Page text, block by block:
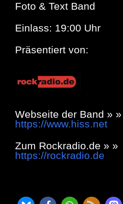
Foto & Text Band
Einlass: 19:00 Uhr
Präsentiert von:
Webseite der Band » »
https://www.hiss.net
Zum Rockradio.de » »
https://rockradio.de